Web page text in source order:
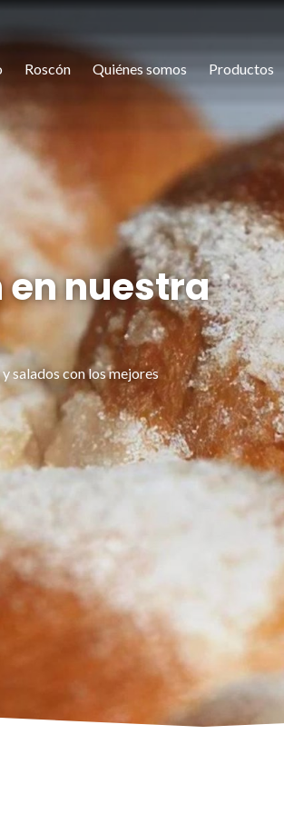
Roscón Quiénes somos Productos